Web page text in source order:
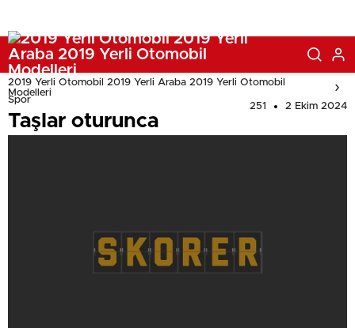
2019 Yerli Otomobil 2019 Yerli Araba 2019 Yerli Otomobil
Modelleri
Spor
251 2 Ekim 2024
Taşlar oturunca